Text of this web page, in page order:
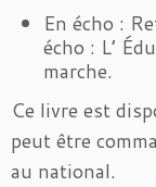
En écho :
écho : L’
marche.
Ce livre est
peut être
au national.